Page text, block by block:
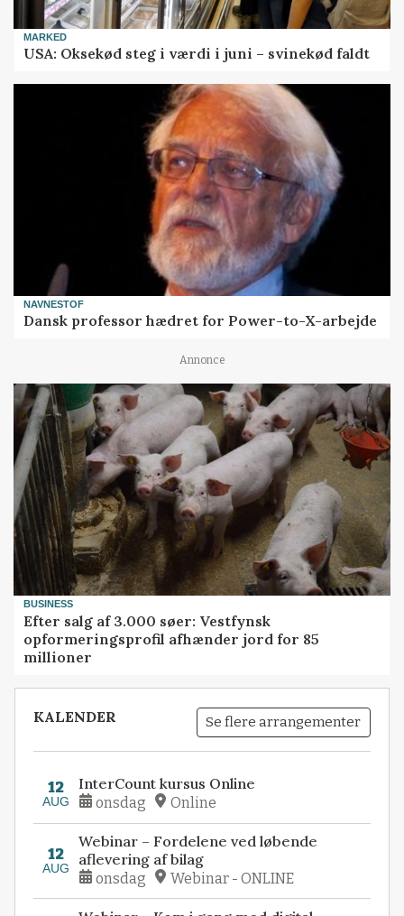
MARKED
USA: Oksekød steg i værdi i juni – svinekød faldt
NAVNESTOF
Dansk professor hædret for Power-to-X-arbejde
Annonce
BUSINESS
Efter salg af 3.000 søer: Vestfynsk
opformeringsprofil afhænder jord for 85
millioner
KALENDER Se flere arrangementer
12
AUG
InterCount kursus Online
onsdag Online
12
AUG
Webinar – Fordelene ved løbende
aflevering af bilag
onsdag Webinar - ONLINE